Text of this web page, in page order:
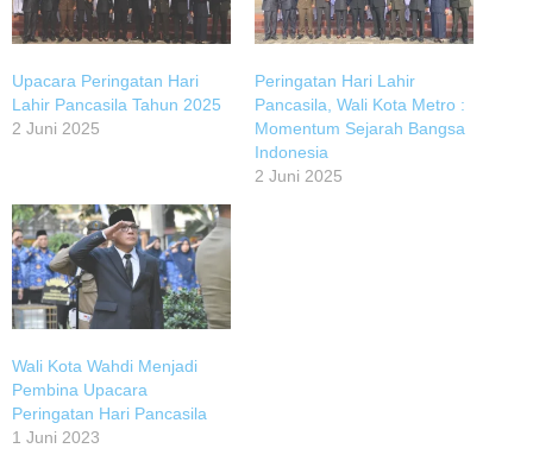
Upacara Peringatan Hari
Lahir Pancasila Tahun 2025
2 Juni 2025
Peringatan Hari Lahir
Pancasila, Wali Kota Metro :
Momentum Sejarah Bangsa
Indonesia
2 Juni 2025
Wali Kota Wahdi Menjadi
Pembina Upacara
Peringatan Hari Pancasila
1 Juni 2023